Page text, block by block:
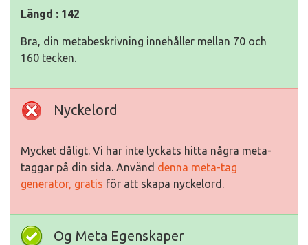
Längd : 142
Bra, din metabeskrivning innehåller mellan 70 och
160 tecken.
Nyckelord
Mycket dåligt. Vi har inte lyckats hitta några meta-
taggar på din sida. Använd denna meta-tag
generator, gratis för att skapa nyckelord.
Og Meta Egenskaper